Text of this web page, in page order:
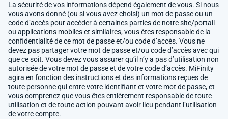
La sécurité de vos informations dépend également de vous. Si nous
vous avons donné (ou si vous avez choisi) un mot de passe ou un
code d’accès pour accéder à certaines parties de notre site/portail
ou applications mobiles et similaires, vous êtes responsable de la
confidentialité de ce mot de passe et/ou code d’accès. Vous ne
devez pas partager votre mot de passe et/ou code d’accès avec qui
que ce soit. Vous devez vous assurer qu’il n’y a pas d’utilisation non
autorisée de votre mot de passe et de votre code d’accès. MiFinity
agira en fonction des instructions et des informations reçues de
toute personne qui entre votre identifiant et votre mot de passe, et
vous comprenez que vous êtes entièrement responsable de toute
utilisation et de toute action pouvant avoir lieu pendant l’utilisation
de votre compte.